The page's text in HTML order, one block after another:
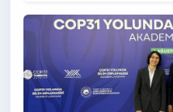
Yardımcısı Prof. Dr.